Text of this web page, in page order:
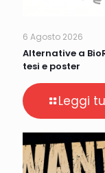
6 Agosto 2026
Alternative a
tesi e poster
Leggi